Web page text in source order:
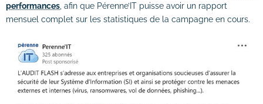
performances , afin que Pérenne’IT puisse avoir un rapport
mensuel complet sur les statistiques de la campagne en cours.